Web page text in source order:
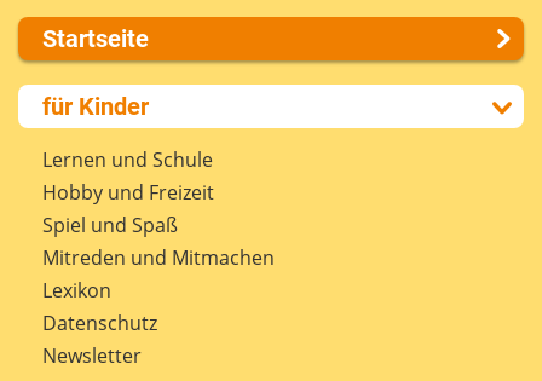
Startseite
Über uns
Presse
Kontakt
Impressum
Internet-ABC Sitemap
Barrierefreiheit
Länderprojekte
für Kinder
Lernen und Schule
Hobby und Freizeit
Spiel und Spaß
Mitreden und Mitmachen
Lexikon
Datenschutz
Newsletter